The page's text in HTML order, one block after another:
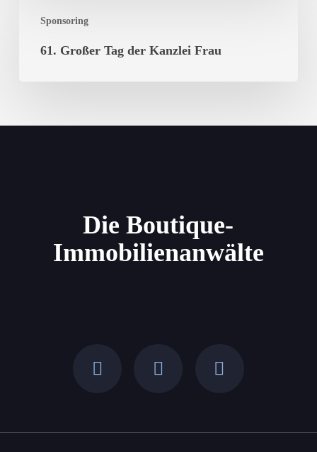
Sponsoring
Großer
61. Großer Tag der Kanzlei Frau
Die Boutique-
Immobilienanwälte